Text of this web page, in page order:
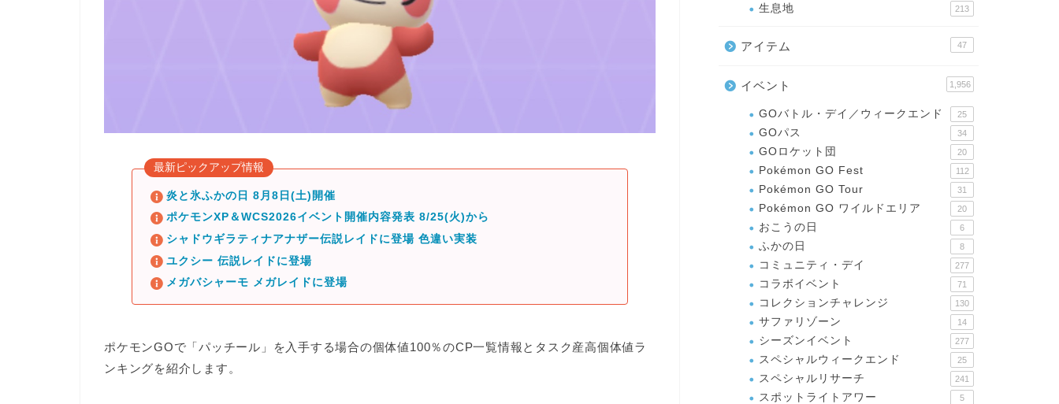
最新ピックアップ情報
炎と氷ふかの日 8月8日(土)開催
ポケモンXP＆WCS2026イベント開催内容発表 8/25(火)から
シャドウギラティナアナザー伝説レイドに登場 色違い実装
ユクシー 伝説レイドに登場
メガバシャーモ メガレイドに登場
ポケモンGOで「パッチール」を入手する場合の個体値100％のCP一覧情報とタスク産高個体値ラ
ンキングを紹介します。
生息地 213
アイテム 47
イベント 1,956
GOバトル・デイ／ウィークエンド 25
GOパス 34
GOロケット団 20
Pokémon GO Fest 112
Pokémon GO Tour 31
Pokémon GO ワイルドエリア 20
おこうの日 6
ふかの日 8
コミュニティ・デイ 277
コラボイベント 71
コレクションチャレンジ 130
サファリゾーン 14
シーズンイベント 277
スペシャルウィークエンド 25
スペシャルリサーチ 241
スポットライトアワー 5